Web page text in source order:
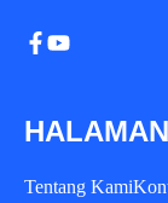
HALAMAN
Tentang Kami